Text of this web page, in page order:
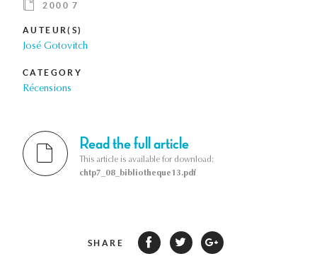
2000 7
AUTEUR(S)
José Gotovitch
CATEGORY
Récensions
Read the full article
This article is available for download:
chtp7_08_bibliotheque13.pdf
SHARE